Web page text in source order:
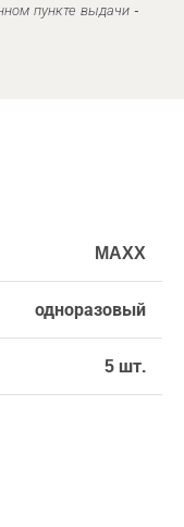
пункте выдачи -
MAXX
одноразовый
5 шт.